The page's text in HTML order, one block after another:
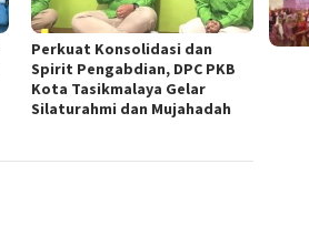
Perkuat Konsolidasi dan
Spirit Pengabdian, DPC PKB
Kota Tasikmalaya Gelar
Silaturahmi dan Mujahadah